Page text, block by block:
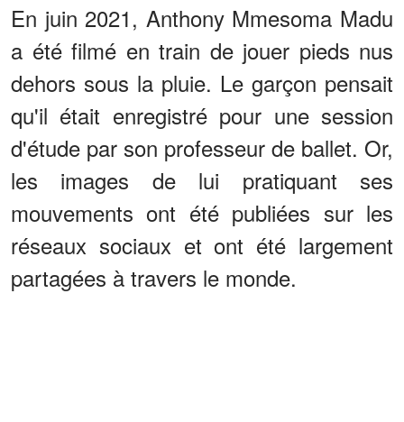
En juin 2021, Anthony Mmesoma Madu
a été filmé en train de jouer pieds nus
dehors sous la pluie. Le garçon pensait
qu'il était enregistré pour une session
d'étude par son professeur de ballet. Or,
les images de lui pratiquant ses
mouvements ont été publiées sur les
réseaux sociaux et ont été largement
partagées à travers le monde.